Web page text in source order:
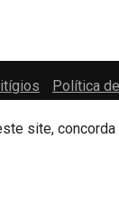
site,
Política